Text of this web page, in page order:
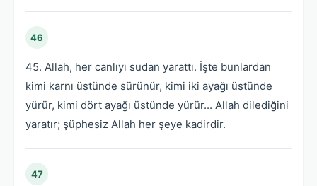
46
45. Allah, her canlıyı sudan yarattı. İşte bunlardan
kimi karnı üstünde sürünür, kimi iki ayağı üstünde
yürür, kimi dört ayağı üstünde yürür... Allah dilediğini
yaratır; şüphesiz Allah her şeye kadirdir.
47